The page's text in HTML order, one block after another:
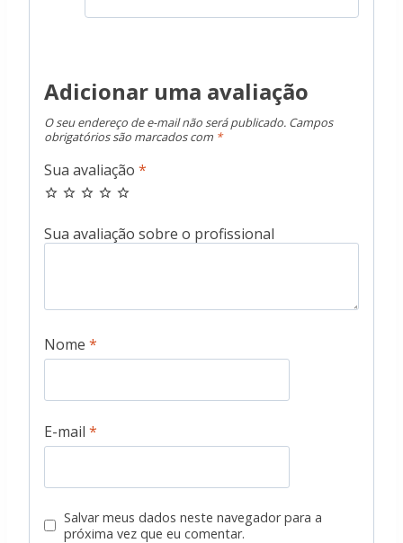
Adicionar uma avaliação
O seu endereço de e-mail não será publicado. Campos
obrigatórios são marcados com *
Sua avaliação *
Nome *
E-mail *
Salvar meus dados neste navegador para a
próxima vez que eu comentar.